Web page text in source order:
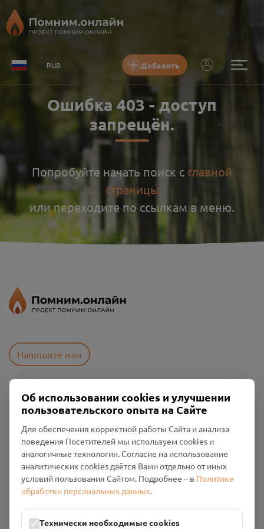
RUB Добавить
Ошибка 403- доступ
запрещён.
Попробуйте начать поиск с главной
страницы
или переходите по ссылкам в меню.
Напишите нам
Пользовательское соглашение
Политика конфиденциальности
Промо-материалы
Настройки cookies
Общество с ограниченной ответственностью «Смоленский
Проект Помним»
Юридический адрес: 216790, Смоленская область, р-н
Об использовании cookies и улучшении
пользовательского опыта на Сайте
Для обеспечения корректной работы Сайта и анализа
поведения Посетителей мы используем cookies и
аналогичные технологии. Согласие на использование
аналитических cookies даётся Вами отдельно от иных
условий пользования Сайтом. Подробнее – в Политике
обработки персональных данных.
Технически необходимые cookies